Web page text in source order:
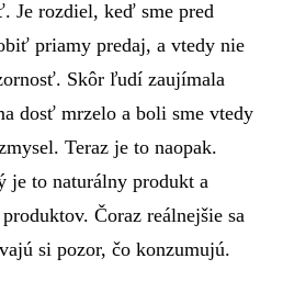
Je rozdiel, keď sme pred
priamy predaj, a vtedy nie
Skôr ľudí zaujímala
dosť mrzelo a boli sme vtedy
Teraz je to naopak.
je to naturálny produkt a
Čoraz reálnejšie sa
si pozor, čo konzumujú.